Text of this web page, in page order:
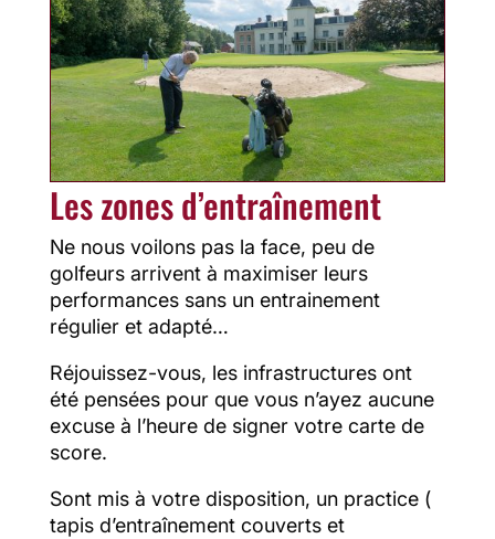
Les zones d’entraînement
Ne nous voilons pas la face, peu de
golfeurs arrivent à maximiser leurs
performances sans un entrainement
régulier et adapté…
Réjouissez-vous, les infrastructures ont
été pensées pour que vous n’ayez aucune
excuse à l’heure de signer votre carte de
score.
Sont mis à votre disposition, un practice (
tapis d’entraînement couverts et